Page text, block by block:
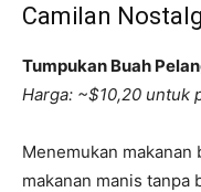
Camilan
Tumpukan Buah
Harga: ~$10,20 untuk
Menemukan
makanan manis tanpa